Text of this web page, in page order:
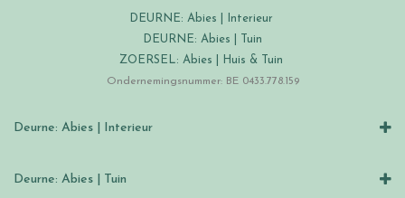
DEURNE: Abies | Interieur
DEURNE: Abies | Tuin
ZOERSEL: Abies | Huis & Tuin
Ondernemingsnummer: BE 0433.778.159
Deurne: Abies | Interieur
Deurne: Abies | Tuin